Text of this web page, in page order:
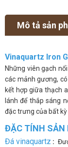
Mô tả sản
Vinaquartz Iron
Những viên gạch
các mảnh gương,
kết hợp giữa thạch
lánh để thắp sáng
đặc trưng của bất kỳ
ĐẶC TÍNH SẢN
Đá vinaquartz :